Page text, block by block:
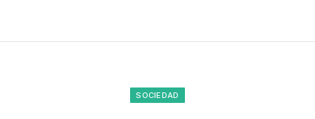
SOCIEDAD